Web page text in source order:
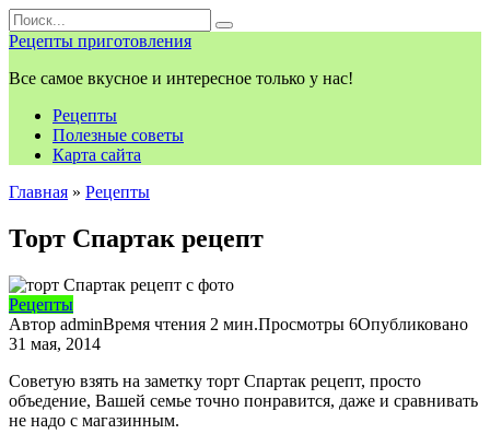
Перейти
к
контенту
Search
for:
Рецепты приготовления
Все самое вкусное и интересное только у нас!
Рецепты
Полезные советы
Карта сайта
Главная » Рецепты
Торт Спартак рецепт
Рецепты
Автор adminВремя чтения 2 мин.Просмотры 6Опубликовано
31 мая, 2014
Советую взять на заметку торт Спартак рецепт, просто
объедение, Вашей семье точно понравится, даже и сравнивать
не надо с магазинным.